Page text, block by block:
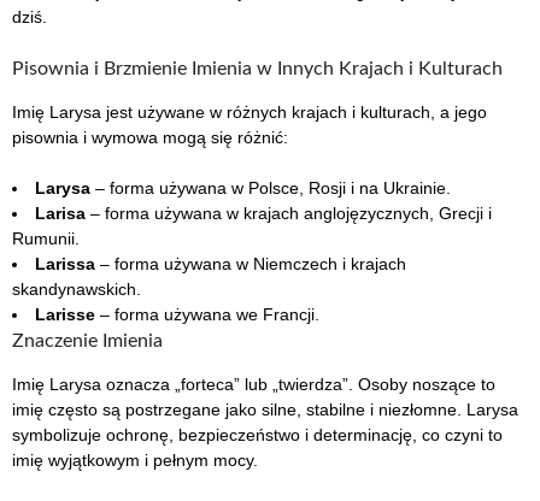
dziś.
Pisownia i Brzmienie Imienia w Innych Krajach i Kulturach
Imię Larysa jest używane w różnych krajach i kulturach, a jego
pisownia i wymowa mogą się różnić:
Larysa – forma używana w Polsce, Rosji i na Ukrainie.
Larisa – forma używana w krajach anglojęzycznych, Grecji i
Rumunii.
Larissa – forma używana w Niemczech i krajach
skandynawskich.
Larisse – forma używana we Francji.
Znaczenie Imienia
Imię Larysa oznacza „forteca” lub „twierdza”. Osoby noszące to
imię często są postrzegane jako silne, stabilne i niezłomne. Larysa
symbolizuje ochronę, bezpieczeństwo i determinację, co czyni to
imię wyjątkowym i pełnym mocy.